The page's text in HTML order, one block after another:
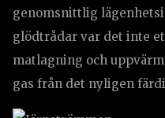
genomsnittlig
glödtrådar var det inte
matlagning och
gas från det nyligen